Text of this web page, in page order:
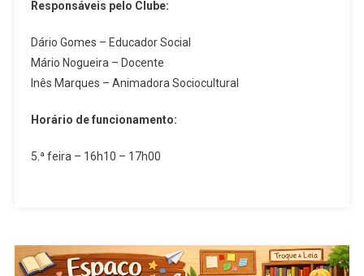
Responsáveis pelo Clube:
Dário Gomes – Educador Social
Mário Nogueira – Docente
Inês Marques – Animadora Sociocultural
Horário de funcionamento:
5.ª feira – 16h10 – 17h00